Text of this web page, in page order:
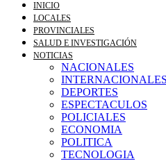
INICIO
LOCALES
PROVINCIALES
SALUD E INVESTIGACIÓN
NOTICIAS
NACIONALES
INTERNACIONALES
DEPORTES
ESPECTACULOS
POLICIALES
ECONOMIA
POLITICA
TECNOLOGIA